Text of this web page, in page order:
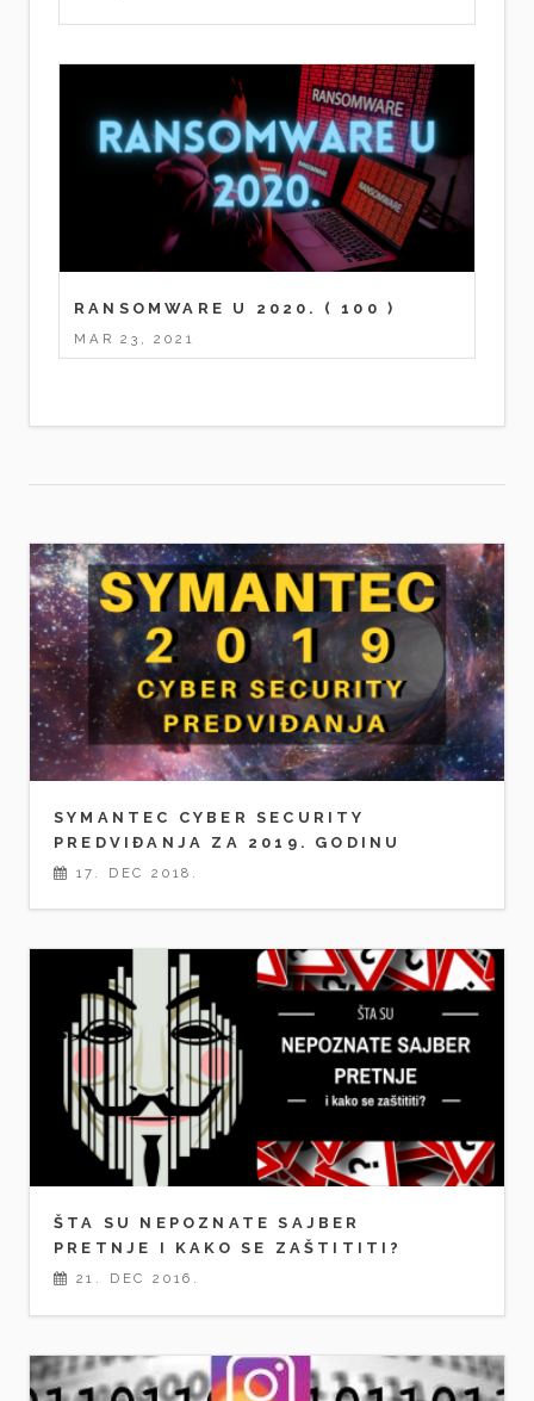
RANSOMWARE U 2020. ( 100 )
MAR 23, 2021
SYMANTEC CYBER SECURITY
PREDVIĐANJA ZA 2019. GODINU
17. DEC 2018.
ŠTA SU NEPOZNATE SAJBER
PRETNJE I KAKO SE ZAŠTITITI?
21. DEC 2016.